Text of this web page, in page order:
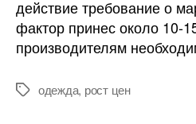
действие требование о
фактор принес около 10-
производителям
Меткиодежда, рост цен